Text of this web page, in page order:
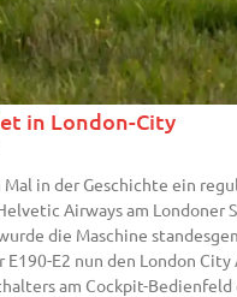
in London-City
in der Geschichte ein
Airways am Londoner
die Maschine
E2 nun den London
am Cockpit-